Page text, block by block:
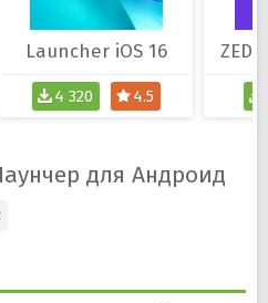
Launcher iOS 16
4 320 4.5
для Андроид